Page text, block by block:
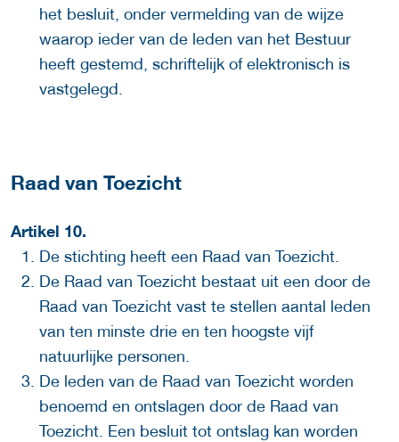
het besluit, onder vermelding van de wijze
waarop ieder van de leden van het Bestuur
heeft gestemd, schriftelijk of elektronisch is
vastgelegd.
Raad van Toezicht
Artikel 10.
De stichting heeft een Raad van Toezicht.
De Raad van Toezicht bestaat uit een door de
Raad van Toezicht vast te stellen aantal leden
van ten minste drie en ten hoogste vijf
natuurlijke personen.
De leden van de Raad van Toezicht worden
benoemd en ontslagen door de Raad van
Toezicht. Een besluit tot ontslag kan worden